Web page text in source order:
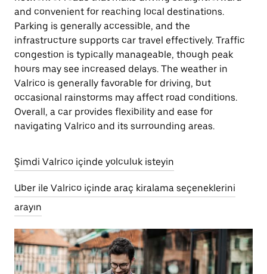
and convenient for reaching local destinations.
Parking is generally accessible, and the
infrastructure supports car travel effectively. Traffic
congestion is typically manageable, though peak
hours may see increased delays. The weather in
Valrico is generally favorable for driving, but
occasional rainstorms may affect road conditions.
Overall, a car provides flexibility and ease for
navigating Valrico and its surrounding areas.
Şimdi Valrico içinde yolculuk isteyin
Uber ile Valrico içinde araç kiralama seçeneklerini
arayın